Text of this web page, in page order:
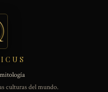
culturas del mundo.